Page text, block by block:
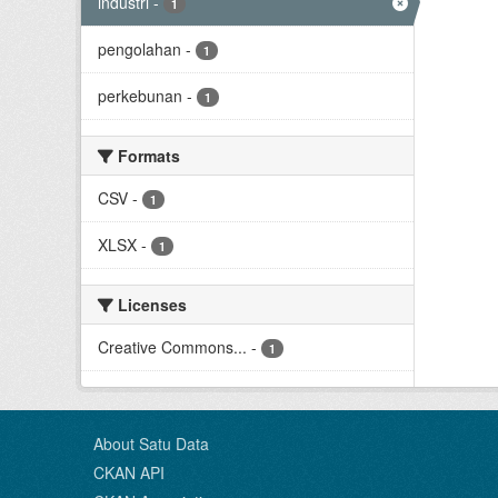
1
pengolahan - 1
perkebunan - 1
Formats
CSV - 1
XLSX - 1
Licenses
Creative Commons... - 1
About Satu Data
CKAN API